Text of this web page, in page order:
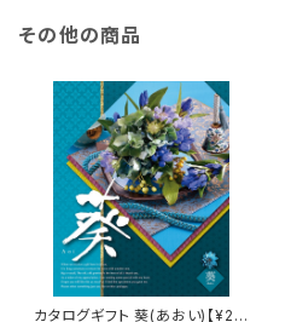
その他の商品
カタログギフト 葵(あおい)【¥2